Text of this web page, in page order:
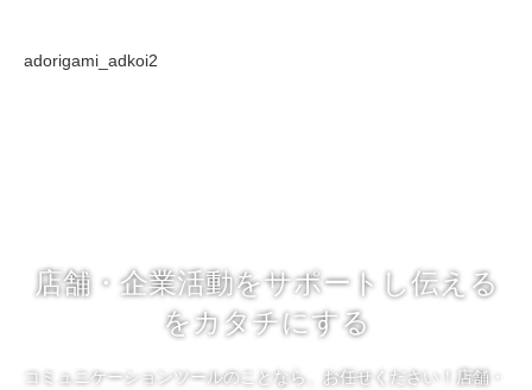
adorigami_adkoi2
店舗・企業活動をサポートし伝える
をカタチにする
コミュニケーションツールのことなら、お任せください！店舗・